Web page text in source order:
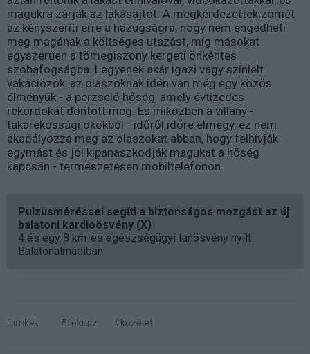
magukra zárják az lakásajtót. A megkérdezettek zömét
az kényszeríti erre a hazugságra, hogy nem engedheti
meg magának a költséges utazást, míg másokat
egyszerűen a tömegiszony kergeti önkéntes
szobafogságba. Legyenek akár igazi vagy színlelt
vakációzók, az olaszoknak idén van még egy közös
élményük - a perzselő hőség, amely évtizedes
rekordokat döntött meg. És miközben a villany -
takarékossági okokból - időről időre elmegy, ez nem
akadályozza meg az olaszokat abban, hogy felhívják
egymást és jól kipanaszkodják magukat a hőség
kapcsán - természetesen mobiltelefonon.
Pulzusméréssel segíti a biztonságos mozgást az új
balatoni kardioösvény (X)
4 és egy 8 km-es egészségügyi tanösvény nyílt
Balatonalmádiban.
Címkék: #fókusz #közélet